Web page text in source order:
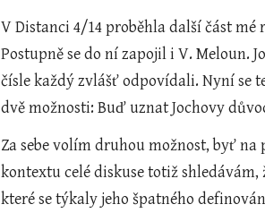
V Distanci 4/14 proběhla další část mé
Postupně se do ní zapojil i V. Meloun.
čísle každý zvlášť odpovídali. Nyní se
dvě možnosti: Buď uznat Jochovy
Za sebe volím druhou možnost, byť na
kontextu celé diskuse totiž
které se týkaly jeho špatného